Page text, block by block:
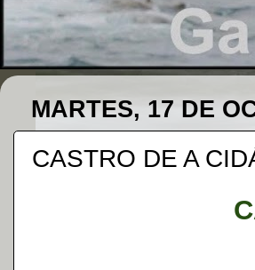
MARTES, 17 DE
CASTRO DE A